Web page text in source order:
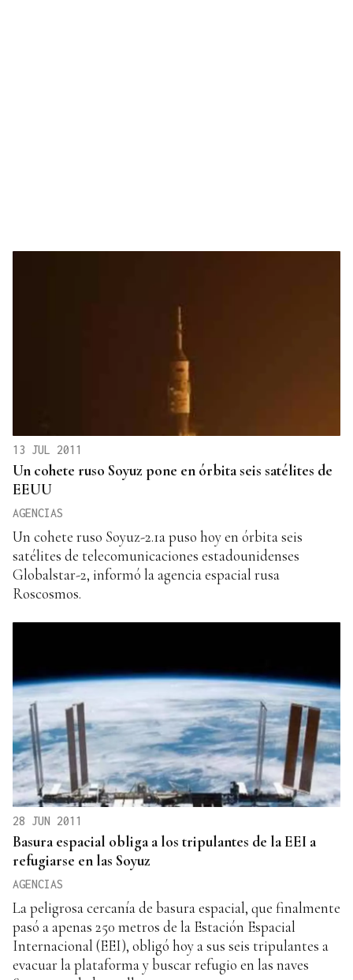
13 JUL 2011
Un cohete ruso Soyuz pone en órbita seis satélites de
EEUU
AGENCIAS
Un cohete ruso Soyuz-2.1a puso hoy en órbita seis
satélites de telecomunicaciones estadounidenses
Globalstar-2, informó la agencia espacial rusa
Roscosmos.
28 JUN 2011
Basura espacial obliga a los tripulantes de la EEI a
refugiarse en las Soyuz
AGENCIAS
La peligrosa cercanía de basura espacial, que finalmente
pasó a apenas 250 metros de la Estación Espacial
Internacional (EEI), obligó hoy a sus seis tripulantes a
evacuar la plataforma y buscar refugio en las naves